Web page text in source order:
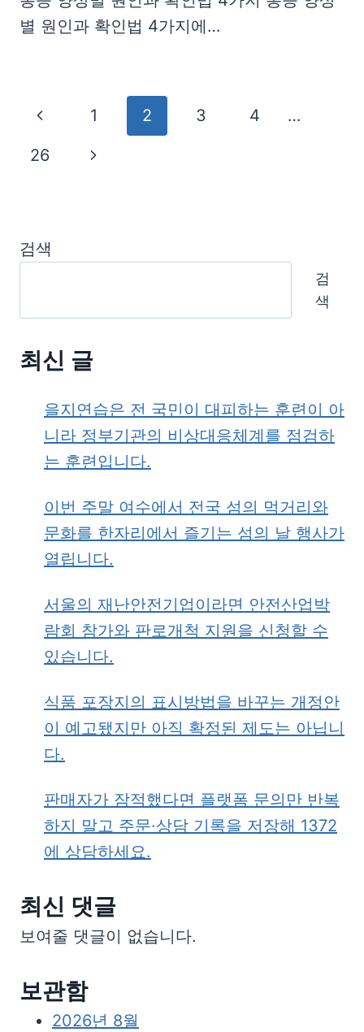
별 원인과 확인법 4가지에…
Page
navigation
Previous
Page
1 2 3 4 …
26
Next
검색
검
색
최신 글
을지연습은 전 국민이 대피하는 훈련이 아
니라 정부기관의 비상대응체계를 점검하
는 훈련입니다.
이번 주말 여수에서 전국 섬의 먹거리와
문화를 한자리에서 즐기는 섬의 날 행사가
열립니다.
서울의 재난안전기업이라면 안전산업박
람회 참가와 판로개척 지원을 신청할 수
있습니다.
식품 포장지의 표시방법을 바꾸는 개정안
이 예고됐지만 아직 확정된 제도는 아닙니
다.
판매자가 잠적했다면 플랫폼 문의만 반복
하지 말고 주문·상담 기록을 저장해 1372
에 상담하세요.
최신 댓글
보여줄 댓글이 없습니다.
보관함
2026년 8월